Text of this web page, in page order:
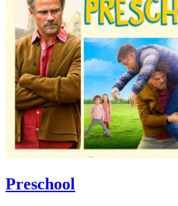
Preschool